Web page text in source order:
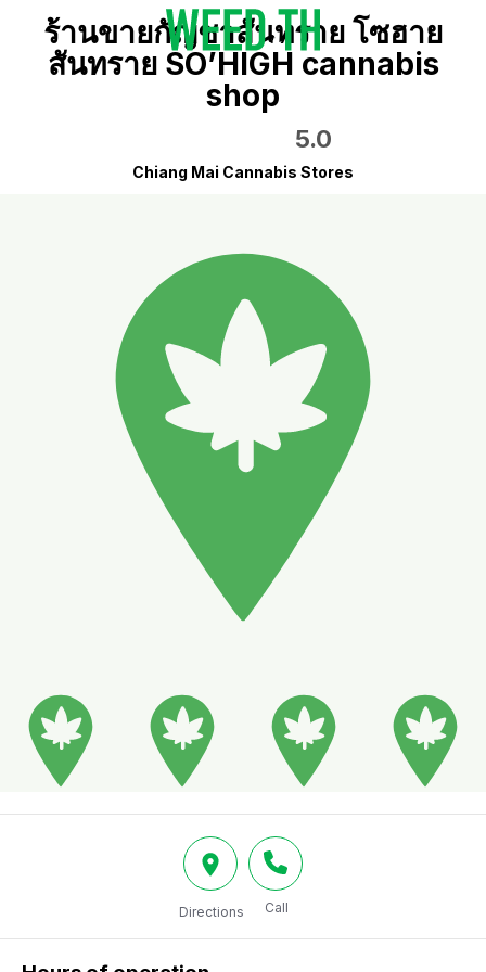
ร้านขายกัญชาสันทราย โซฮาย
สันทราย SO’HIGH cannabis
shop
5.0
Chiang Mai Cannabis Stores
Directions Call